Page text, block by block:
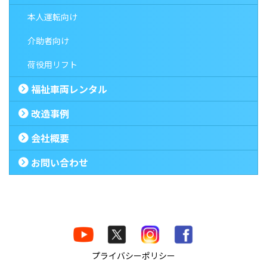
本人運転向け
介助者向け
荷役用リフト
福祉車両レンタル
改造事例
会社概要
お問い合わせ
プライバシーポリシー